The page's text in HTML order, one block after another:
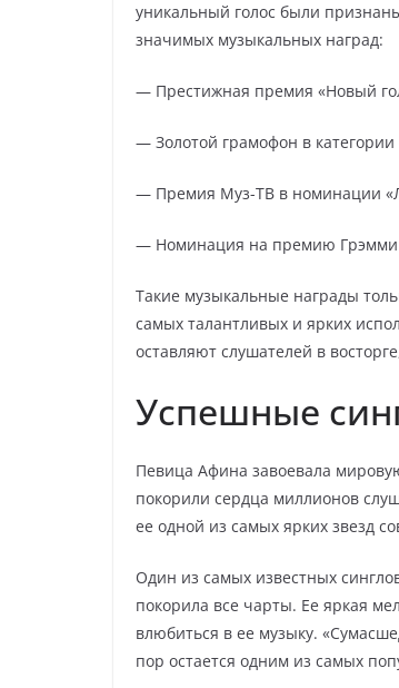
уникальный голос были
значимых музыкальных наград:
— Престижная премия «Новый
— Золотой грамофон в категории
— Премия Муз-ТВ в номинации
— Номинация на премию Грэмми
Такие музыкальные награды
самых талантливых и ярких
оставляют слушателей в
Успешные
Певица Афина завоевала
покорили сердца миллионов
ее одной из самых ярких звезд
Один из самых известных
покорила все чарты. Ее яркая
влюбиться в ее музыку.
пор остается одним из самых